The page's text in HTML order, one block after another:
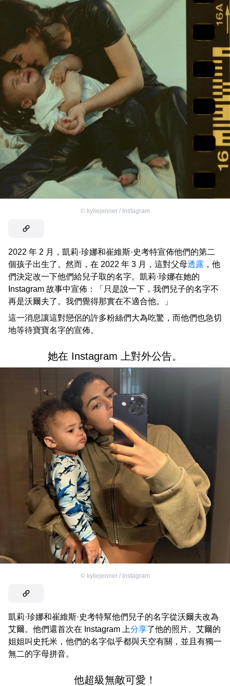
© kyliejenner / Instagram
2022 年 2 月，凱莉·珍娜和崔維斯·史考特宣佈他們的第二
個孩子出生了。然而，在 2022 年 3 月，這對父母透露 ，他
們決定改一下他們給兒子取的名字。凱莉·珍娜在她的
Instagram 故事中宣佈：「只是說一下，我們兒子的名字不
再是沃爾夫了。我們覺得那實在不適合他。」
這一消息讓這對戀侶的許多粉絲們大為吃驚，而他們也急切
地等待寶寶名字的宣佈。
她在 Instagram 上對外公告。
© kyliejenner / Instagram
凱莉·珍娜和崔維斯·史考特幫他們兒子的名字從沃爾夫改為
艾爾。他們還首次在 Instagram 上分享了他的照片。艾爾的
姐姐叫史托米，他們的名字似乎都與天空有關，並且有獨一
無二的字母拼音。
他超級無敵可愛！